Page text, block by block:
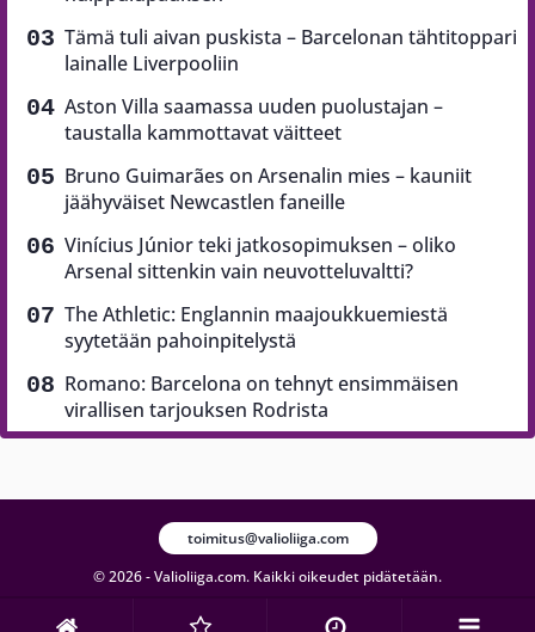
Tämä tuli aivan puskista – Barcelonan tähtitoppari
lainalle Liverpooliin
Aston Villa saamassa uuden puolustajan –
taustalla kammottavat väitteet
Bruno Guimarães on Arsenalin mies – kauniit
jäähyväiset Newcastlen faneille
Vinícius Júnior teki jatkosopimuksen – oliko
Arsenal sittenkin vain neuvotteluvaltti?
The Athletic: Englannin maajoukkuemiestä
syytetään pahoinpitelystä
Romano: Barcelona on tehnyt ensimmäisen
virallisen tarjouksen Rodrista
© 2026 - Valioliiga.com. Kaikki oikeudet pidätetään.
toimitus@valioliiga.com